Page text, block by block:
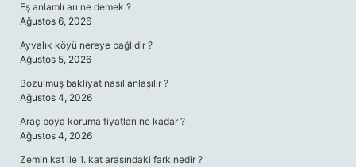
Eş anlamlı arı ne demek ?
Ağustos 6, 2026
Ayvalık köyü nereye bağlıdır ?
Ağustos 5, 2026
Bozulmuş bakliyat nasıl anlaşılır ?
Ağustos 4, 2026
Araç boya koruma fiyatları ne kadar ?
Ağustos 4, 2026
Zemin kat ile 1. kat arasındaki fark nedir ?